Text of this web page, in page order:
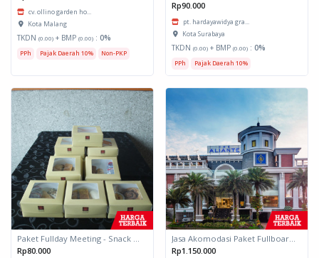
cv. ollino garden ho...
Kota Malang
TKDN (0.00) + BMP (0.00) : 0%
PPh Pajak Daerah 10% Non-PKP
Rp90.000
pt. hardayawidya gra...
Kota Surabaya
TKDN (0.00) + BMP (0.00) : 0%
PPh Pajak Daerah 10%
Rp80.000
Rp1.150.000